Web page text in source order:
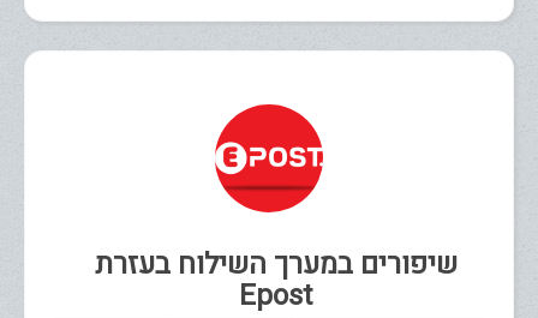
שיפורים במערך השילוח בעזרת
Epost